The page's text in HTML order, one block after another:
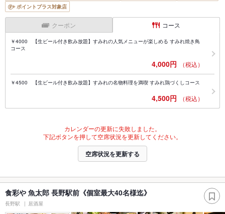
ポイントプラス対象店
クーポン コース
￥4000 【生ビール付き飲み放題】すみれの人気メニューが楽しめる すみれ焼き鳥
コース
4,000円 （税込）
￥4500 【生ビール付き飲み放題】すみれの名物料理を満喫 すみれ鶏づくしコース
4,500円 （税込）
カレンダーの更新に失敗しました。
下記ボタンを押して空席状況を更新してください。
空席状況を更新する
食彩や 魚太郎 長野駅前《個室最大40名様迄》
長野駅 居酒屋